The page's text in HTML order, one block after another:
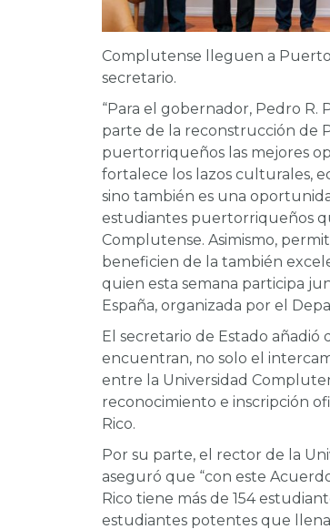
Complutense lleguen a Puerto
secretario.
“Para el gobernador, Pedro R.
parte de la reconstrucción de
puertorriqueños las mejores
fortalece los lazos culturales,
sino también es una
estudiantes puertorriqueños
Complutense. Asimismo,
beneficien de la también
quien esta semana participa
España, organizada por el
El secretario de Estado añadió
encuentran, no solo el
entre la Universidad
reconocimiento e inscripción
Rico.
Por su parte, el rector de la
aseguró que “con este
Rico tiene más de 154
estudiantes potentes que